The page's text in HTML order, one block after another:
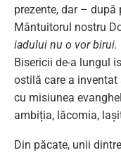
prezente, dar –
Mântuitorul nostru
iadului nu o vor birui.
Bisericii de-a lungul
ostilă care a
cu misiunea
ambiția, lăcomia,
Din păcate, unii